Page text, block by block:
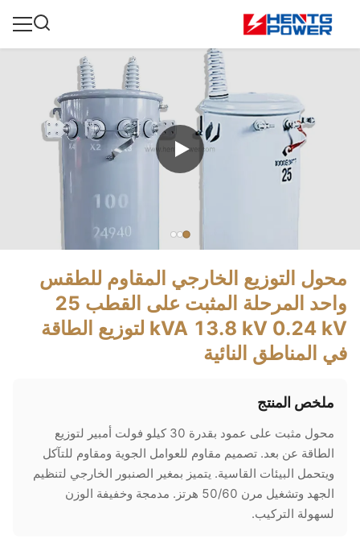
محول التوزيع الخارجي المقاوم للطقس
واحد المرحلة المثبت على القطب 25
kVA 13.8 kV 0.24 kV لتوزيع الطاقة
في المناطق النائية
ملخص المنتج
محول مثبت على عمود بقدرة 30 كيلو فولت أمبير لتوزيع
الطاقة عن بعد. تصميم مقاوم للعوامل الجوية ومقاوم للتآكل
ويتحمل البيئات القاسية. يتميز بمغير الصنبور الخارجي لتنظيم
الجهد وتشغيل مرن 50/60 هرتز. مدمجة وخفيفة الوزن
لسهولة التركيب.